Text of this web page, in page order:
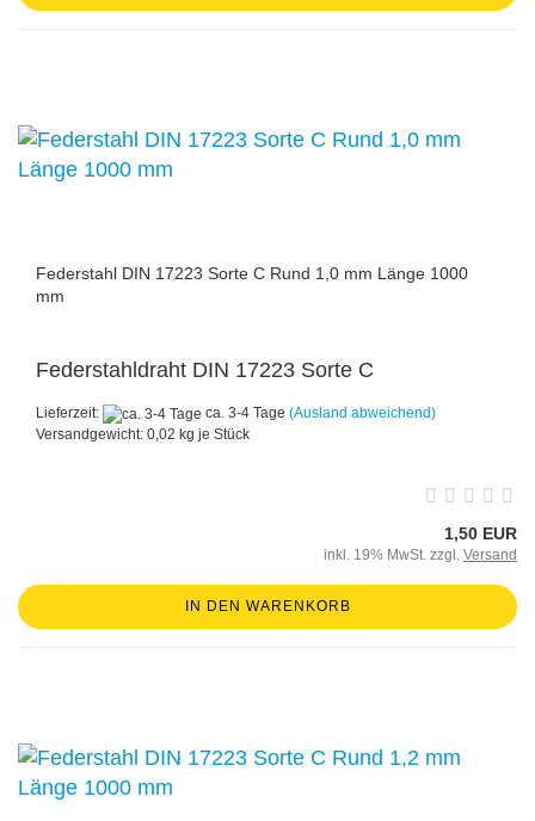
Federstahl DIN 17223 Sorte C Rund 1,0 mm Länge 1000
mm
Federstahldraht DIN 17223 Sorte C
Lieferzeit: ca. 3-4 Tage (Ausland abweichend)
Versandgewicht: 0,02 kg je Stück
1,50 EUR
inkl. 19% MwSt. zzgl. Versand
IN DEN WARENKORB